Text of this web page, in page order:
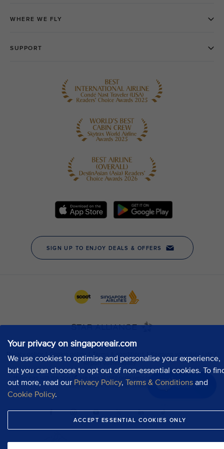
Your privacy on singaporeair.com
We use cookies to optimise and personalise your experience,
but you can choose to opt out of non-essential cookies. To
out more, read our Privacy Policy, Terms & Conditions and
Cookie Policy.
ACCEPT ESSENTIAL COOKIES ONLY
Chat now